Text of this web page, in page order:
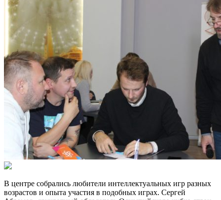
В центре собрались любители интеллектуальных игр разных
возрастов и опыта участия в подобных играх. Сергей